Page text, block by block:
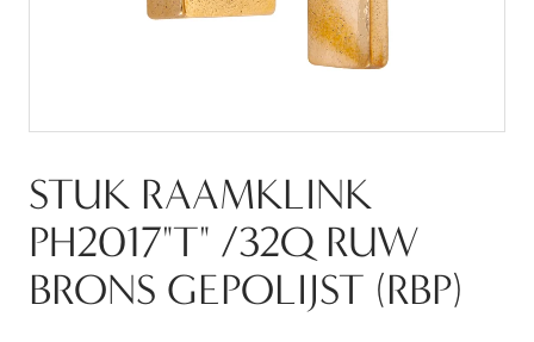
STUK RAAMKLINK
PH2017"T" /32Q RUW
BRONS GEPOLIJST (RBP)